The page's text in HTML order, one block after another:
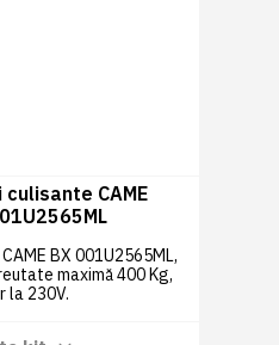
CAME
BX 001U2565ML,
maximă 400 Kg,
la 230V.